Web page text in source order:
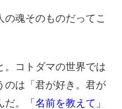
の魂そのものだってこ
。コトダマの世界では
のは「君が好き。君が
。
「名前を教えて」